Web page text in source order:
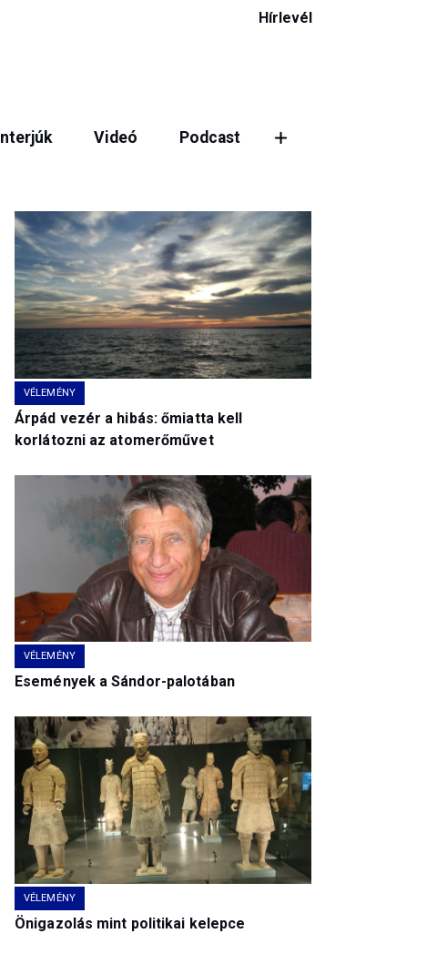
Hírlevél
Interjúk Videó Podcast
VÉLEMÉNY
Árpád vezér a hibás: őmiatta kell
korlátozni az atomerőművet
VÉLEMÉNY
Események a Sándor-palotában
VÉLEMÉNY
Önigazolás mint politikai kelepce